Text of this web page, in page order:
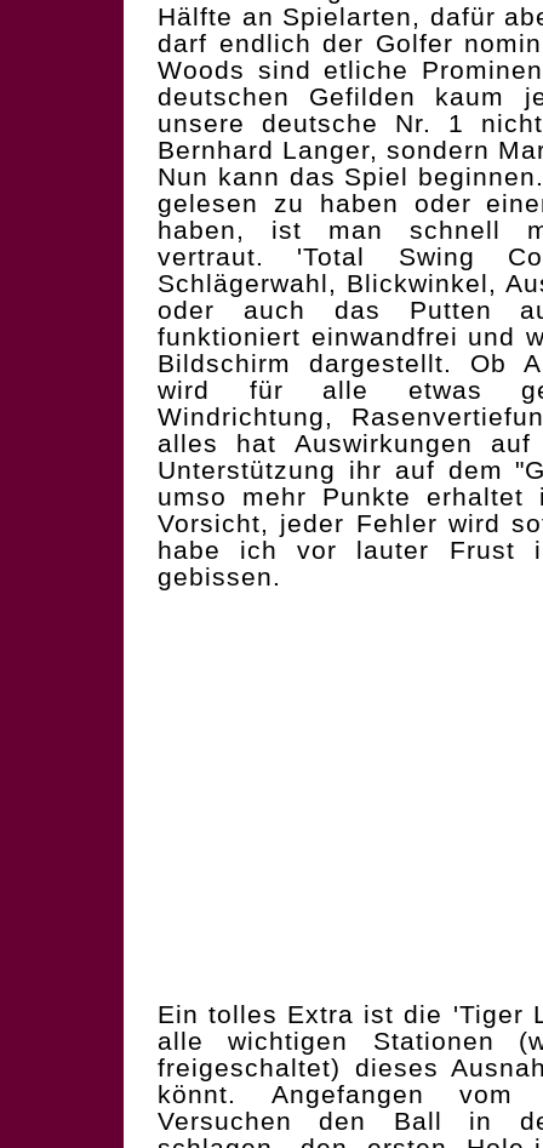
Hälfte an Spielarten, dafür
darf endlich der Golfer
Woods sind etliche
deutschen Gefilden kaum
unsere deutsche Nr. 1
Bernhard Langer, sondern
Nun kann das Spiel
gelesen zu haben oder
haben, ist man schnell
vertraut. 'Total Swing
Schlägerwahl, Blickwinkel,
oder auch das Putten
funktioniert einwandfrei und
Bildschirm dargestellt. Ob
wird für alle etwas
Windrichtung,
alles hat Auswirkungen
Unterstützung ihr auf dem
umso mehr Punkte
Vorsicht, jeder Fehler wird
habe ich vor lauter Frust
gebissen.
Ein tolles Extra ist die 'Tiger
alle wichtigen Stationen
freigeschaltet) dieses
könnt. Angefangen
Versuchen den Ball in